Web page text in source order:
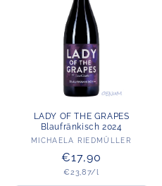
LADY OF THE GRAPES
Blaufränkisch 2024
Anbieter:
MICHAELA RIEDMÜLLER
Normaler
Preis
€17,90
Grundpreis
€23,87/l